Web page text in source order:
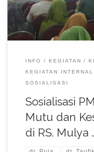
INFO KEGIATAN
KEGIATAN
SOSIALISASI
Sosialisasi
Mutu dan
di RS. Mulya